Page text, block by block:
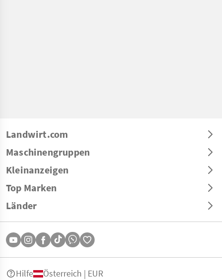
Landwirt.com
Maschinengruppen
Kleinanzeigen
Top Marken
Länder
Hilfe Österreich | EUR